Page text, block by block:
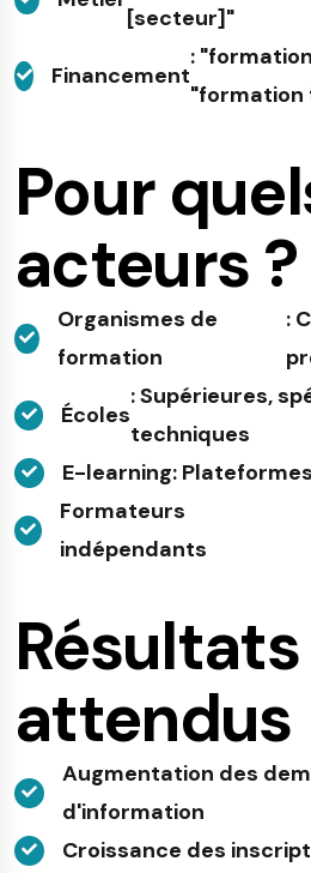
[secteur]"
Financement
:
"formation
Pour
acteurs ?
Organismes de
formation
:
Écoles
: Supérieures,
techniques
E-learning:
Formateurs
indépendants
Résultats
attendus
Augmentation des
d'information
Croissance des